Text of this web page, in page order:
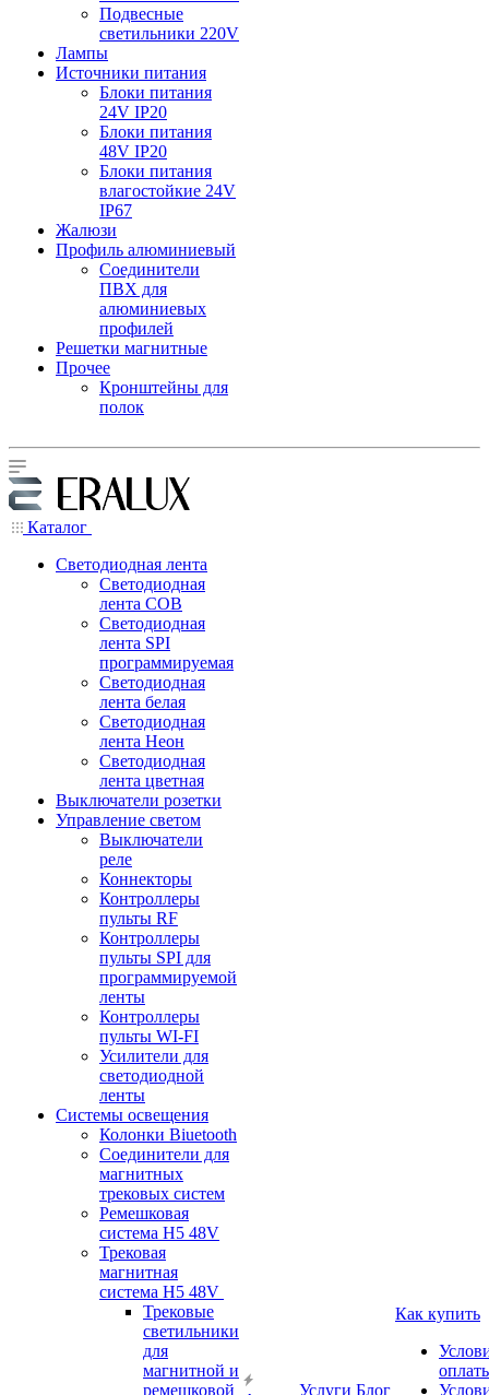
Подвесные
светильники 220V
Лампы
Источники питания
Блоки питания
24V IP20
Блоки питания
48V IP20
Блоки питания
влагостойкие 24V
IP67
Жалюзи
Профиль алюминиевый
Соединители
ПВХ для
алюминиевых
профилей
Решетки магнитные
Прочее
Кронштейны для
полок
Каталог
Светодиодная лента
Светодиодная
лента COB
Светодиодная
лента SPI
программируемая
Светодиодная
лента белая
Светодиодная
лента Неон
Светодиодная
лента цветная
Выключатели розетки
Управление светом
Выключатели
реле
Коннекторы
Контроллеры
пульты RF
Контроллеры
пульты SPI для
программируемой
ленты
Контроллеры
пульты WI-FI
Усилители для
светодиодной
ленты
Системы освещения
Колонки Biuetooth
Соединители для
магнитных
трековых систем
Ремешковая
система H5 48V
Трековая
магнитная
система H5 48V
Трековые
светильники
для
магнитной и
ремешковой
Услуги Блог
Как купить